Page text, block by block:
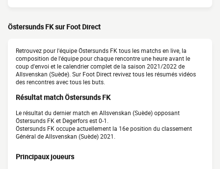
Östersunds FK sur Foot Direct
Retrouvez pour l'équipe Östersunds FK tous les matchs en live, la
composition de l'équipe pour chaque rencontre une heure avant le
coup d'envoi et le calendrier complet de la saison 2021/2022 de
Allsvenskan (Suède). Sur Foot Direct revivez tous les résumés vidéos
des rencontres avec tous les buts.
Résultat match Östersunds FK
Le résultat du dernier match en Allsvenskan (Suède) opposant
Östersunds FK et Degerfors est 0-1.
Östersunds FK occupe actuellement la 16e position du classement
Général de Allsvenskan (Suède) 2021.
Principaux joueurs